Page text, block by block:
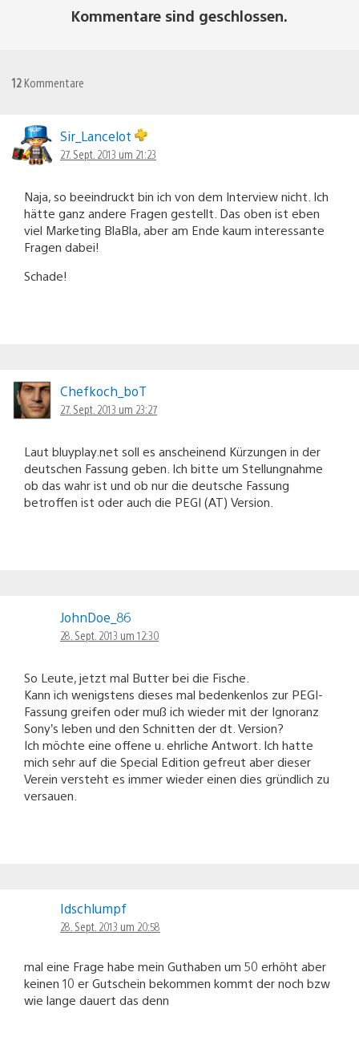
Kommentare sind geschlossen.
12 Kommentare
Sir_Lancelot
27. Sept. 2013 um 21:23
Naja, so beeindruckt bin ich von dem Interview nicht. Ich
hätte ganz andere Fragen gestellt. Das oben ist eben
viel Marketing BlaBla, aber am Ende kaum interessante
Fragen dabei!
Schade!
Chefkoch_boT
27. Sept. 2013 um 23:27
Laut bluyplay.net soll es anscheinend Kürzungen in der
deutschen Fassung geben. Ich bitte um Stellungnahme
ob das wahr ist und ob nur die deutsche Fassung
betroffen ist oder auch die PEGI (AT) Version.
JohnDoe_86
28. Sept. 2013 um 12:30
So Leute, jetzt mal Butter bei die Fische.
Kann ich wenigstens dieses mal bedenkenlos zur PEGI-
Fassung greifen oder muß ich wieder mit der Ignoranz
Sony’s leben und den Schnitten der dt. Version?
Ich möchte eine offene u. ehrliche Antwort. Ich hatte
mich sehr auf die Special Edition gefreut aber dieser
Verein versteht es immer wieder einen dies gründlich zu
versauen.
Idschlumpf
28. Sept. 2013 um 20:58
mal eine Frage habe mein Guthaben um 50 erhöht aber
keinen 10 er Gutschein bekommen kommt der noch bzw
wie lange dauert das denn